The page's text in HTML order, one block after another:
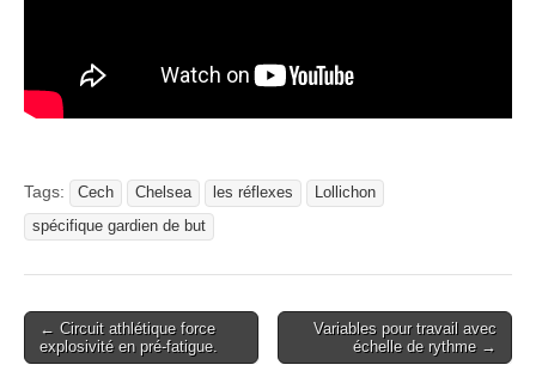
Tags: Cech Chelsea les réflexes
Lollichon
spécifique gardien de but
Post
navigation
← Circuit athlétique force
explosivité en pré-fatigue.
Variables pour travail avec
échelle de rythme →